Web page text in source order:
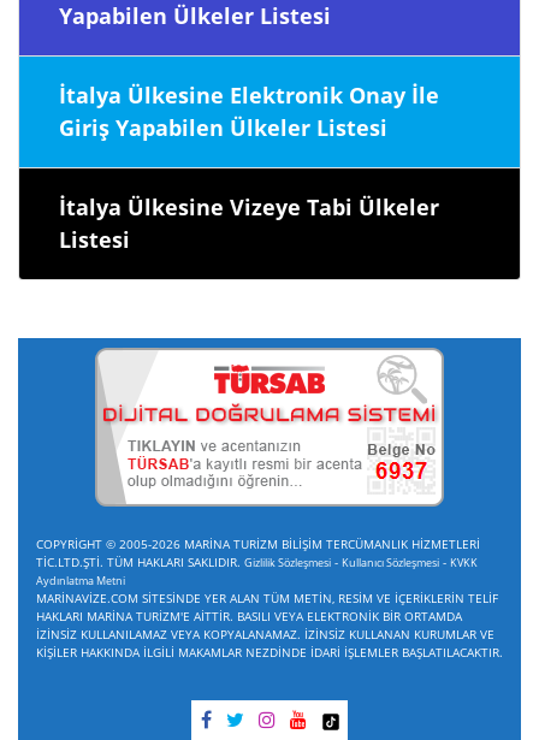
Yapabilen Ülkeler Listesi
İtalya Ülkesine Elektronik Onay İle
Giriş Yapabilen Ülkeler Listesi
İtalya Ülkesine Vizeye Tabi Ülkeler
Listesi
COPYRİGHT © 2005-2026 MARİNA TURİZM BİLİŞİM TERCÜMANLIK HİZMETLERİ
TİC.LTD.ŞTİ. TÜM HAKLARI SAKLIDIR. Gizlilik Sözleşmesi - Kullanıcı Sözleşmesi - KVKK
Aydınlatma Metni
MARİNAVİZE.COM SİTESİNDE YER ALAN TÜM METİN, RESİM VE İÇERİKLERİN TELİF
HAKLARI MARİNA TURİZM'E AİTTİR. BASILI VEYA ELEKTRONİK BİR ORTAMDA
İZİNSİZ KULLANILAMAZ VEYA KOPYALANAMAZ. İZİNSİZ KULLANAN KURUMLAR VE
KİŞİLER HAKKINDA İLGİLİ MAKAMLAR NEZDİNDE İDARİ İŞLEMLER BAŞLATILACAKTIR.